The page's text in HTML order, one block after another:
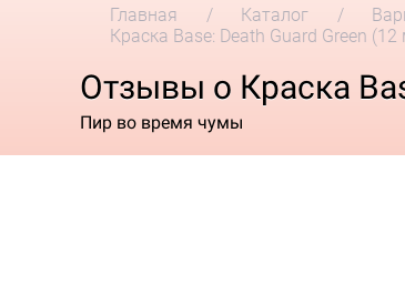
Главная Каталог
Краска Base: Death Guard Green (12
Отзывы о Краска
Пир во время чумы